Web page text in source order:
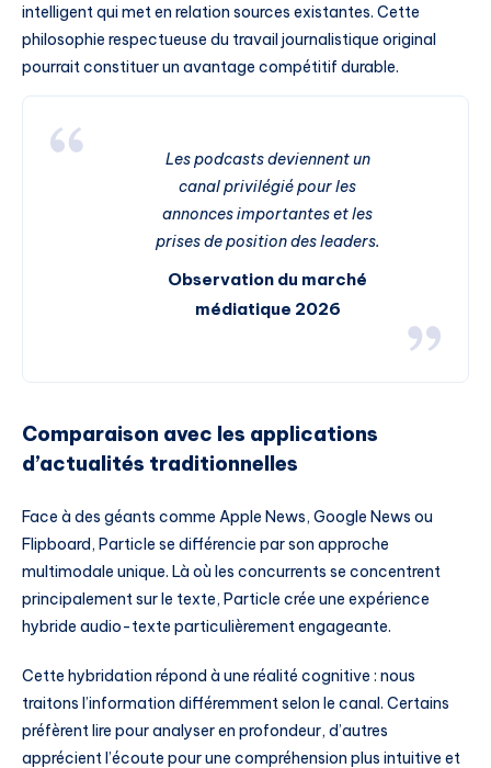
intelligent qui met en relation sources existantes. Cette
philosophie respectueuse du travail journalistique original
pourrait constituer un avantage compétitif durable.
Les podcasts deviennent un
canal privilégié pour les
annonces importantes et les
prises de position des leaders.
Observation du marché
médiatique 2026
Comparaison avec les applications
d’actualités traditionnelles
Face à des géants comme Apple News, Google News ou
Flipboard, Particle se différencie par son approche
multimodale unique. Là où les concurrents se concentrent
principalement sur le texte, Particle crée une expérience
hybride audio-texte particulièrement engageante.
Cette hybridation répond à une réalité cognitive : nous
traitons l’information différemment selon le canal. Certains
préfèrent lire pour analyser en profondeur, d’autres
apprécient l’écoute pour une compréhension plus intuitive et